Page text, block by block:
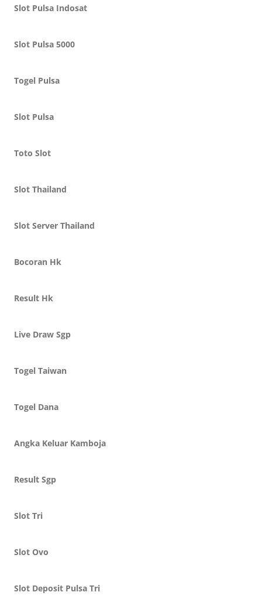
Slot Pulsa Indosat
Slot Pulsa 5000
Togel Pulsa
Slot Pulsa
Toto Slot
Slot Thailand
Slot Server Thailand
Bocoran Hk
Result Hk
Live Draw Sgp
Togel Taiwan
Togel Dana
Angka Keluar Kamboja
Result Sgp
Slot Tri
Slot Ovo
Slot Deposit Pulsa Tri